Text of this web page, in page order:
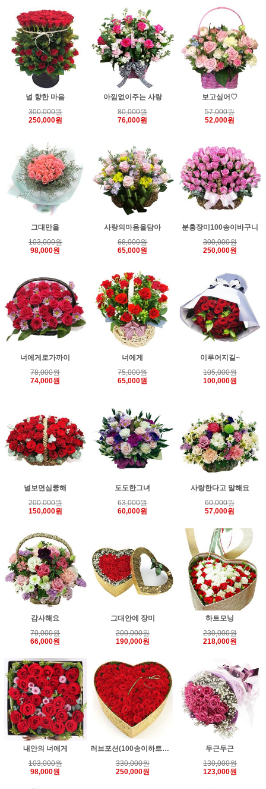
널 향한 마음
300,000원
250,000원
아낌없이주는 사랑
80,000원
76,000원
보고싶어♡
57,000원
52,000원
그대만을
103,000원
98,000원
사랑의마음을담아
68,000원
65,000원
분홍장미100송이바구니
300,000원
250,000원
너에게로가까이
78,000원
74,000원
너에게
75,000원
65,000원
이루어지길~
105,000원
100,000원
널보면심쿵해
200,000원
150,000원
도도한그녀
63,000원
60,000원
사랑한다고 말해요
60,000원
57,000원
감사해요
70,000원
66,000원
그대안에 장미
200,000원
190,000원
하트모닝
230,000원
218,000원
내안의 너에게
103,000원
98,000원
러브포션(100송이하트상자)
330,000원
250,000원
두근두근
130,000원
123,000원